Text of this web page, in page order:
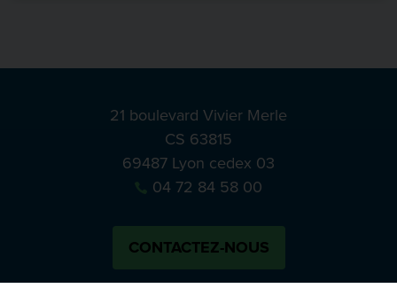
21 boulevard Vivier Merle
CS 63815
69487 Lyon cedex 03
04 72 84 58 00
CONTACTEZ-NOUS